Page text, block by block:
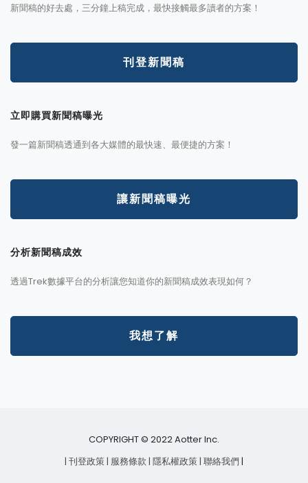
新聞稿的好去處，三分鐘上稿完成，最快接觸最多讀者的方案！
刊登新聞稿
立即購買新聞稿曝光
發一篇新聞稿透通到各大媒體的最快速、最便捷的方案！
讓新聞稿曝光
分析新聞稿成效
透過Trek數據平台的分析讓您知道你的新聞稿成效表現如何？
我想了解
COPYRIGHT © 2022 Aotter Inc.
| 刊登政策| 服務條款 | 隱私權政策| 聯絡我們 |